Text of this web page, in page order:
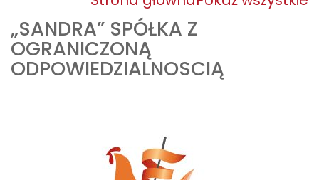
„SANDRA” SPÓŁKA Z
OGRANICZONĄ
ODPOWIEDZIALNOSCIĄ